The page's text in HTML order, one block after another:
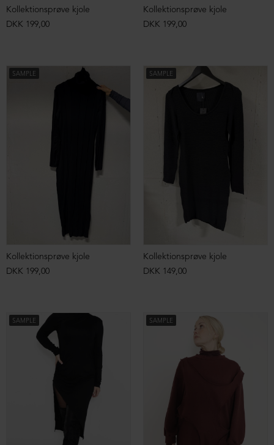
Kollektionsprøve kjole
DKK 199,00
Kollektionsprøve kjole
DKK 199,00
SAMPLE
Kollektionsprøve kjole
DKK 199,00
SAMPLE
Kollektionsprøve kjole
DKK 149,00
SAMPLE SAMPLE